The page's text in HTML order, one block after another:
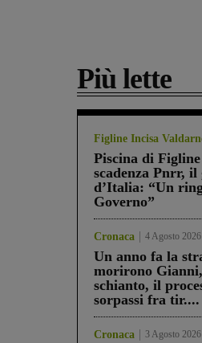
Più lette
Figline Incisa
Piscina di
scadenza Pnrr,
d’Italia: “Un
Governo”
Cronaca 4 Agosto 2026
Un anno fa la
morirono
schianto, il
sorpassi fra tir....
Cronaca 3 Agosto 2026